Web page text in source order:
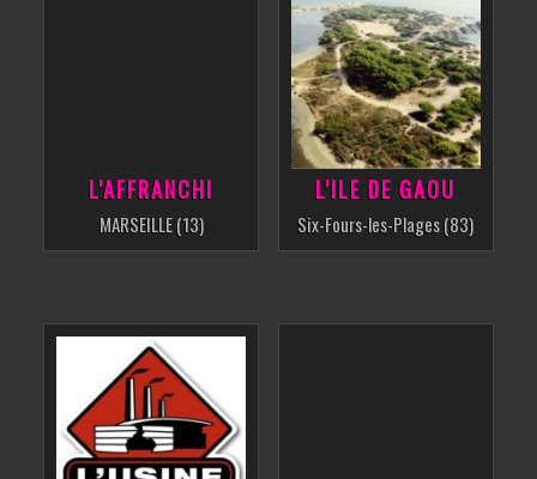
L'AFFRANCHI
MARSEILLE (13)
L'ILE DE GAOU
Six-Fours-les-Plages (83)